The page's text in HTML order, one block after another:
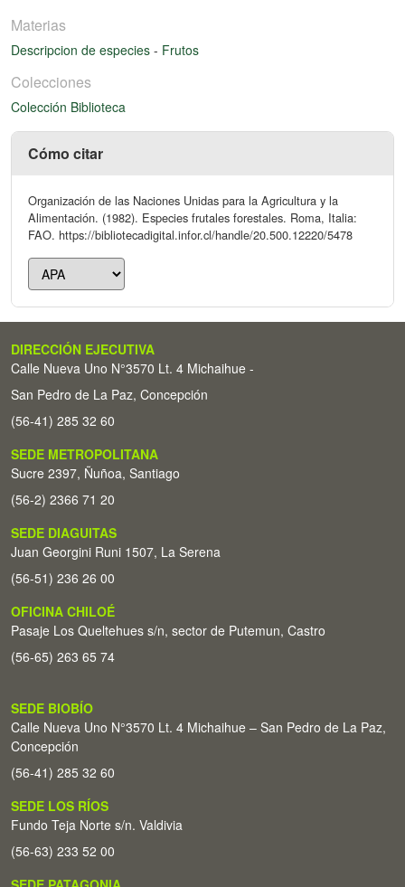
Materias
Descripcion de especies - Frutos
Colecciones
Colección Biblioteca
Cómo citar
Organización de las Naciones Unidas para la Agricultura y la
Alimentación. (1982). Especies frutales forestales. Roma, Italia:
FAO. https://bibliotecadigital.infor.cl/handle/20.500.12220/5478
DIRECCIÓN EJECUTIVA
Calle Nueva Uno N°3570 Lt. 4 Michaihue -
San Pedro de La Paz, Concepción
(56-41) 285 32 60
SEDE METROPOLITANA
Sucre 2397, Ñuñoa, Santiago
(56-2) 2366 71 20
SEDE DIAGUITAS
Juan Georgini Runi 1507, La Serena
(56-51) 236 26 00
OFICINA CHILOÉ
Pasaje Los Queltehues s/n, sector de Putemun, Castro
(56-65) 263 65 74
SEDE BIOBÍO
Calle Nueva Uno N°3570 Lt. 4 Michaihue – San Pedro de La Paz,
Concepción
(56-41) 285 32 60
SEDE LOS RÍOS
Fundo Teja Norte s/n. Valdivia
(56-63) 233 52 00